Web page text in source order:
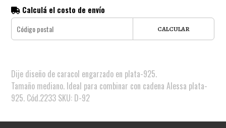
Calculá el costo de envío
CALCULAR
Dije diseño de caracol engarzado en plata-925.
Tamaño mediano. Ideal para combinar con cadena Alessa plata-
925. Cód.2233 SKU: D-92